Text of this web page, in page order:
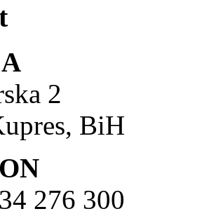
2
BiH
276 300